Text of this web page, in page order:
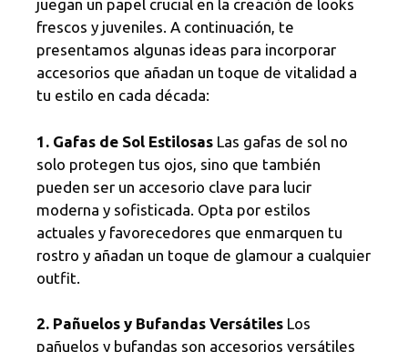
juegan un papel crucial en la creación de looks
frescos y juveniles. A continuación, te
presentamos algunas ideas para incorporar
accesorios que añadan un toque de vitalidad a
tu estilo en cada década:
1. Gafas de Sol Estilosas Las gafas de sol no
solo protegen tus ojos, sino que también
pueden ser un accesorio clave para lucir
moderna y sofisticada. Opta por estilos
actuales y favorecedores que enmarquen tu
rostro y añadan un toque de glamour a cualquier
outfit.
2. Pañuelos y Bufandas Versátiles Los
pañuelos y bufandas son accesorios versátiles